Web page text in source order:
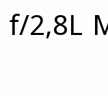
f/2,8L